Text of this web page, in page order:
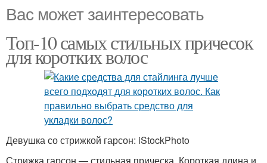
Вас может заинтересовать
Топ-10 самых стильных причесок
для коротких волос
Девушка со стрижкой гарсон: iStockPhoto
Стрижка гарсон — стильная прическа. Короткая длина и